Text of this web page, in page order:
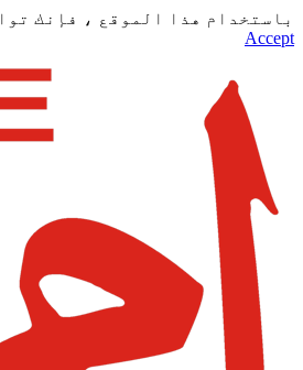
باستخدام هذا الموقع ، فإنك
Accept